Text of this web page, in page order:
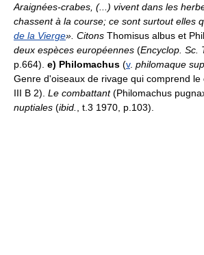
Araignées-crabes, (...) vivent dans les
chassent à la course; ce sont surtout elles
de la Vierge». Citons Thomisus albus et
deux espèces européennes (Encyclop. Sc.
p.664). e) Philomachus (v. philomaque
Genre d'oiseaux de rivage qui comprend le
III B 2). Le combattant(Philomachus
nuptiales (ibid. , t.3 1970, p.103).